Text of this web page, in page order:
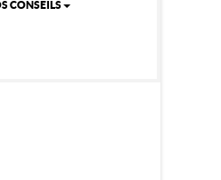
CONSEILS